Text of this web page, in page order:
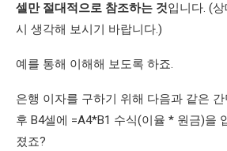
셀만 절대적으로 참조하는 것입니다. (
시 생각해 보시기 바랍니다.)
예를 통해 이해해 보도록 하죠.
은행 이자를 구하기 위해 다음과 같은
후 B4셀에 =A4*B1 수식(이율 * 원금)을
졌죠?